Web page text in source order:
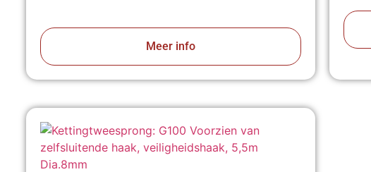
Meer info